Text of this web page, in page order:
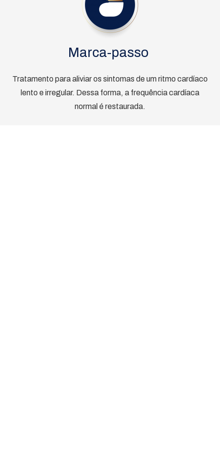
Marca-passo
Tratamento para aliviar os sintomas de um ritmo cardíaco
lento e irregular. Dessa forma, a frequência cardíaca
normal é restaurada.